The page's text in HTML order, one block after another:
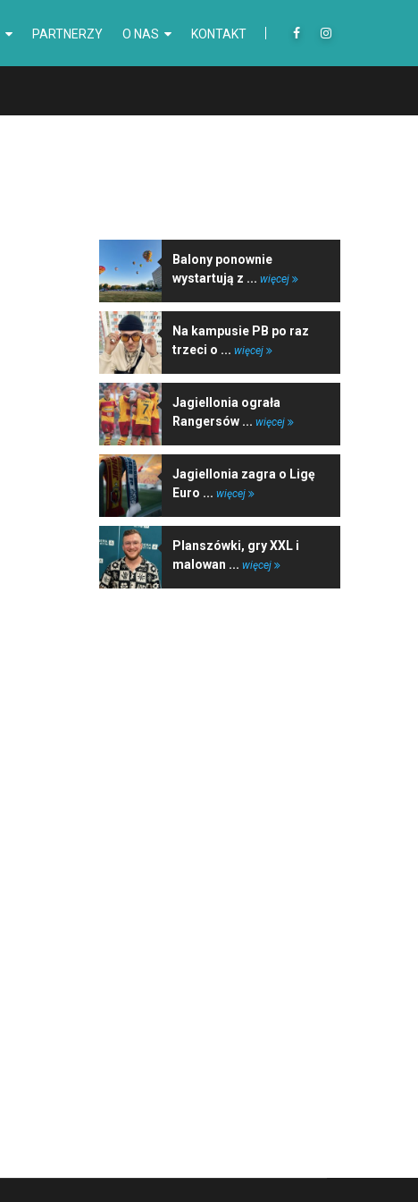
PARTNERZY O NAS KONTAKT
Balony ponownie
wystartują z ... więcej
Na kampusie PB po raz
trzeci o ... więcej
Jagiellonia ograła
Rangersów ... więcej
Jagiellonia zagra o Ligę
Euro ... więcej
Planszówki, gry XXL i
malowan ... więcej